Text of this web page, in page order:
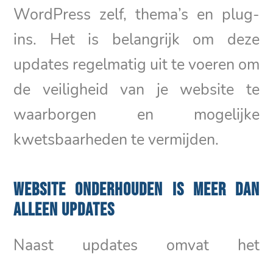
WordPress zelf, thema’s en plug-
ins. Het is belangrijk om deze
updates regelmatig uit te voeren om
de veiligheid van je website te
waarborgen en mogelijke
kwetsbaarheden te vermijden.
WEBSITE ONDERHOUDEN IS MEER DAN
ALLEEN UPDATES
Naast updates omvat het